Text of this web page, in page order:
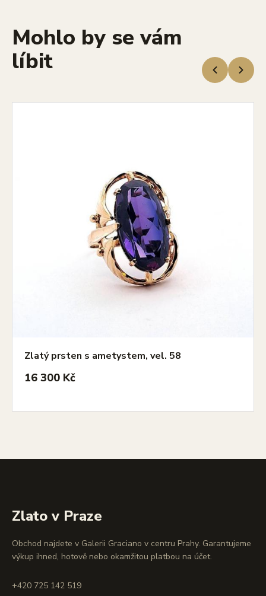
Mohlo by se vám
líbit
Zlatý prsten s ametystem, vel. 58
16 300 Kč
Zlato v Praze
Obchod najdete v Galerii Graciano v centru Prahy. Garantujeme
výkup ihned, hotově nebo okamžitou platbou na účet.
+420 725 142 519